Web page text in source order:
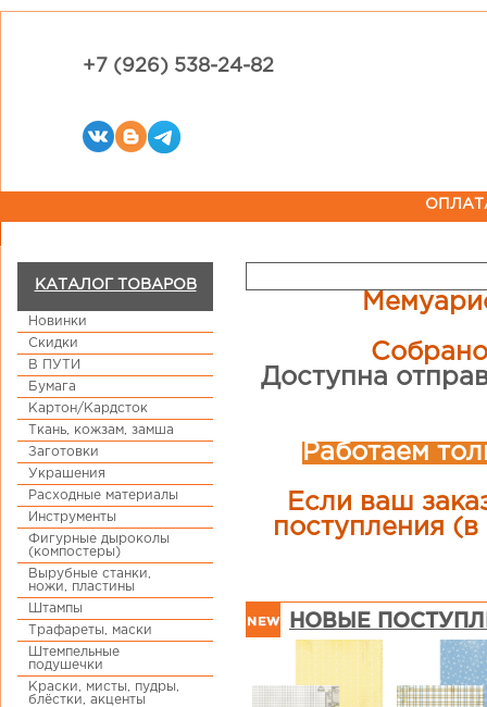
+7 (926) 538-24-82
КАТАЛОГ ТОВАРОВ
Новинки
Скидки
В ПУТИ
Бумага
Картон/Кардсток
Ткань, кожзам, замша
Заготовки
Украшения
Расходные материалы
Инструменты
Фигурные дыроколы
(компостеры)
Вырубные станки,
ножи, пластины
Штампы
Трафареты, маски
Штемпельные
подушечки
Краски, мисты, пудры,
блёстки, акценты
Доступна
Работаем
Если ваш
поступления (в
НОВЫЕ